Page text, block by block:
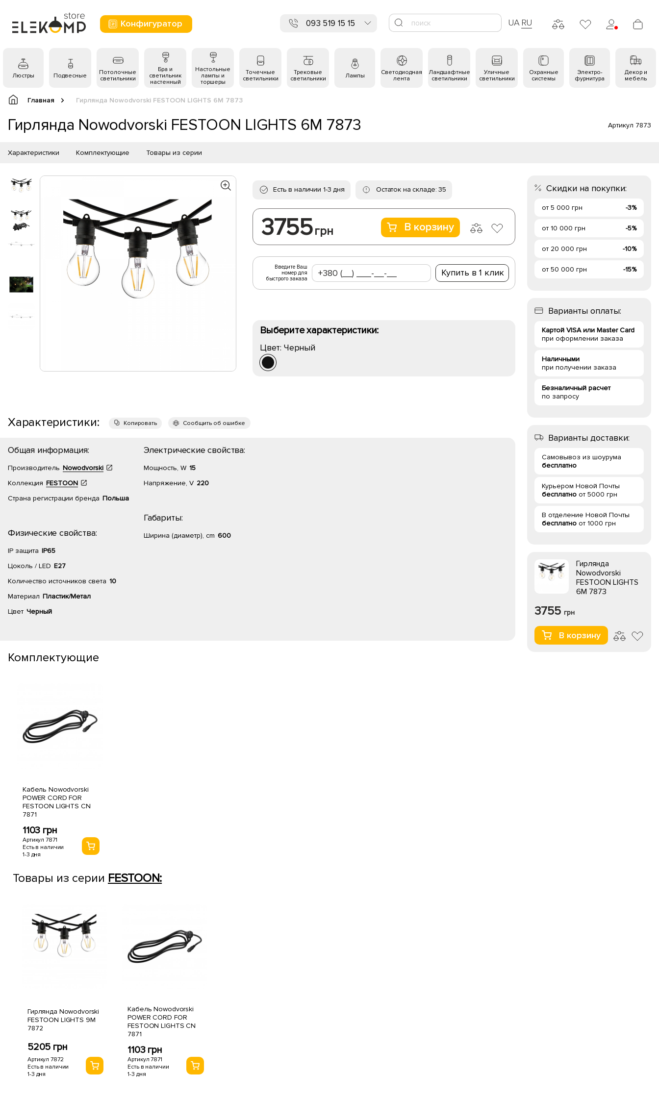
Конфигуратор 093 519 15 15 UA RU
Люстры Подвесные
Потолочные
светильники
Бра и
светильник
настенный
Настольные
лампы и
торшеры
Точечные
светильники
Трековые
светильники
Лампы
Светодиодная
лента
Ландшафтные
светильники
Уличные
светильники
Охранные
системы
Электро-
фурнитура
Декор и
мебель
Главная Гирлянда Nowodvorski FESTOON LIGHTS 6M 7873
Гирлянда Nowodvorski FESTOON LIGHTS 6M 7873 Артикул 7873
Характеристики Комплектующие Товары из серии
Есть в наличии 1-3 дня Остаток на складе: 35
3755 грн В корзину
Введите Ваш
номер для
быстрого заказа
Купить в 1 клик
Выберите характеристики:
Цвет: Черный
Характеристики: Копировать Сообщить об ошибке
Общая информация:
Производитель Nowodvorski
Коллекция FESTOON
Страна регистрации бренда Польша
Физические свойства:
IP защита IP65
Цоколь / LED E27
Количество источников света 10
Материал Пластик/Метал
Цвет Черный
Электрические свойства:
Мощность, W 15
Напряжение, V 220
Габариты:
Ширина (диаметр), cm 600
Комплектующие
Кабель Nowodvorski
POWER CORD FOR
FESTOON LIGHTS CN
7871
1103 грн
Артикул 7871
Есть в наличии
1-3 дня
Товары из серии FESTOON:
Гирлянда Nowodvorski
FESTOON LIGHTS 9M
7872
5205 грн
Артикул 7872
Есть в наличии
1-3 дня
Кабель Nowodvorski
POWER CORD FOR
FESTOON LIGHTS CN
7871
1103 грн
Артикул 7871
Есть в наличии
1-3 дня
Скидки на покупки:
от 5 000 грн -3%
от 10 000 грн -5%
от 20 000 грн -10%
от 50 000 грн -15%
Варианты оплаты:
Картой VISA или Master Card
при оформлении заказа
Наличными
при получении заказа
Безналичный расчет
по запросу
Варианты доставки:
Самовывоз из шоурума
бесплатно
Курьером Новой Почты
бесплатно от 5000 грн
В отделение Новой Почты
бесплатно от 1000 грн
Гирлянда
Nowodvorski
FESTOON LIGHTS
6M 7873
3755 грн
В корзину